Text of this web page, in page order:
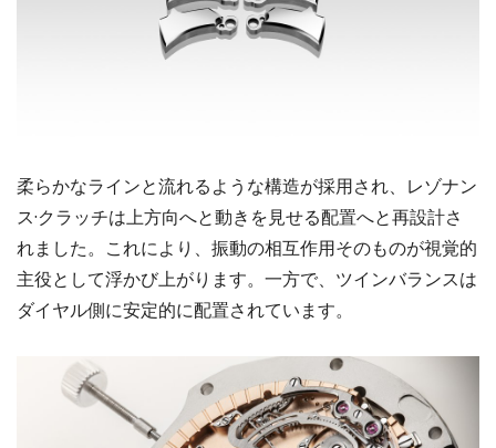
柔らかなラインと流れるような構造が採用され、レゾナン
ス·クラッチは上方向へと動きを見せる配置へと再設計さ
れました。これにより、振動の相互作用そのものが視覚的
主役として浮かび上がります。一方で、ツインバランスは
ダイヤル側に安定的に配置されています。